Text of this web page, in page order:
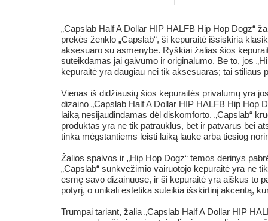
„Capslab Half A Dollar HIP HALFB Hip Hop Dogz“
prekės ženklo „Capslab“, ši kepuraitė išsiskiria
aksesuaro su asmenybe. Ryškiai žalias šios
suteikdamas jai gaivumo ir originalumo. Be to, jos
kepuraitė yra daugiau nei tik aksesuaras; tai stiliaus
Vienas iš didžiausių šios kepuraitės privalumų yra
dizaino „Capslab Half A Dollar HIP HALFB Hip Hop
laiką nesijaudindamas dėl diskomforto. „Capslab“
produktas yra ne tik patrauklus, bet ir patvarus bei
tinka mėgstantiems leisti laiką lauke arba tiesiog
Žalios spalvos ir „Hip Hop Dogz“ temos derinys
„Capslab“ sunkvežimio vairuotojo kepuraitė yra ne
esmę savo dizainuose, ir ši kepuraitė yra aiškus to
potyrį, o unikali estetika suteikia išskirtinį akcentą,
Trumpai tariant, žalia „Capslab Half A Dollar HIP